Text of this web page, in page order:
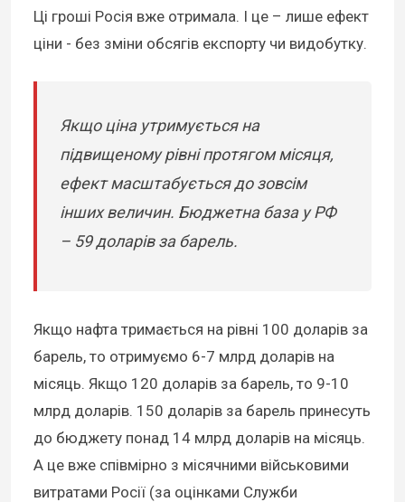
Ці гроші Росія вже отримала. І це – лише ефект
ціни - без зміни обсягів експорту чи видобутку.
Якщо ціна утримується на
підвищеному рівні протягом місяця,
ефект масштабується до зовсім
інших величин. Бюджетна база у РФ
– 59 доларів за барель.
Якщо нафта тримається на рівні 100 доларів за
барель, то отримуємо 6-7 млрд доларів на
місяць. Якщо 120 доларів за барель, то 9-10
млрд доларів. 150 доларів за барель принесуть
до бюджету понад 14 млрд доларів на місяць.
А це вже співмірно з місячними військовими
витратами Росії (за оцінками Служби